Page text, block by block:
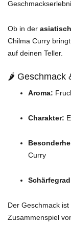
Ob in der
Chilma Curry
auf deinen Teller.
🌶️ Geschmack
Aroma:
Charakter:
Curry
Der Geschmack
Zusammenspiel